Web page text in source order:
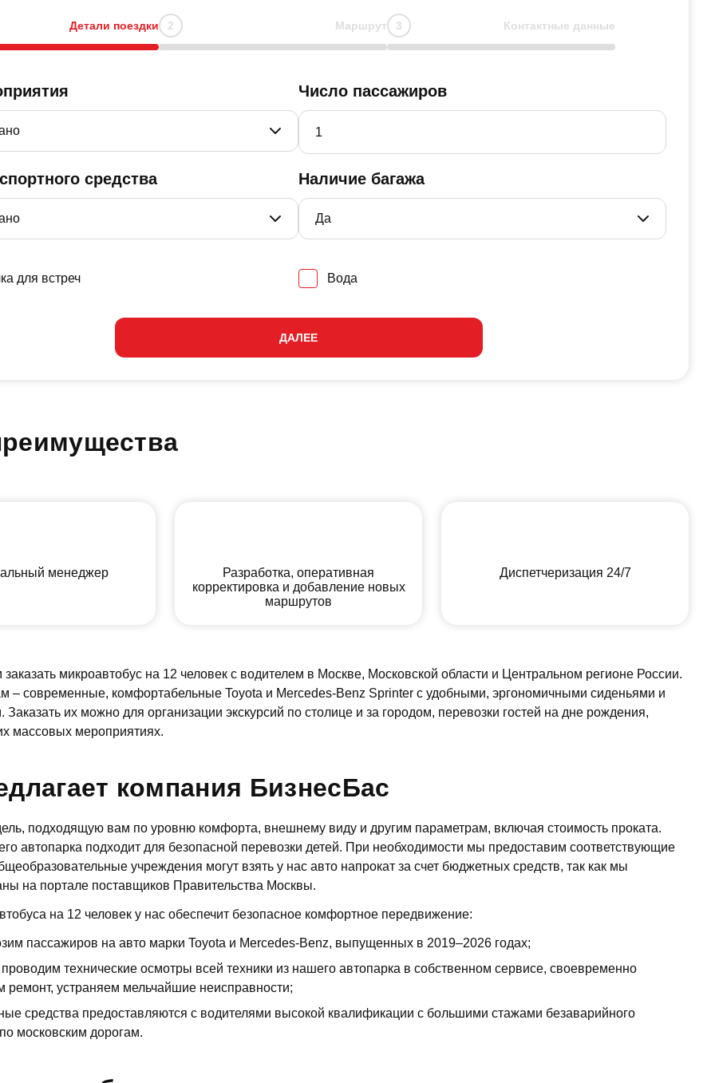
Детали поездки Маршрут Контактные данные
Число пассажиров
средства Наличие багажа
для встреч Вода
ДАЛЕЕ
менеджер
Разработка, оперативная
корректировка и добавление новых
маршрутов
Диспетчеризация 24/7
микроавтобус на 12 человек с водителем в Москве, Московской области и Центральном регионе России.
– современные, комфортабельные Toyota и Mercedes-Benz Sprinter с удобными, эргономичными сиденьями и
Заказать их можно для организации экскурсий по столице и за городом, перевозки гостей на дне рождения,
массовых мероприятиях.
компания БизнесБас
подходящую вам по уровню комфорта, внешнему виду и другим параметрам, включая стоимость проката.
автопарка подходит для безопасной перевозки детей. При необходимости мы предоставим соответствующие
учреждения могут взять у нас авто напрокат за счет бюджетных средств, так как мы
на портале поставщиков Правительства Москвы.
на 12 человек у нас обеспечит безопасное комфортное передвижение:
пассажиров на авто марки Toyota и Mercedes-Benz, выпущенных в 2019–2026 годах;
проводим технические осмотры всей техники из нашего автопарка в собственном сервисе, своевременно
ремонт, устраняем мельчайшие неисправности;
средства предоставляются с водителями высокой квалификации с большими стажами безаварийного
московским дорогам.